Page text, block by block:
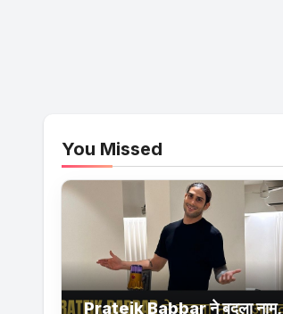
You Missed
Prateik Babbar ने बदला नाम,